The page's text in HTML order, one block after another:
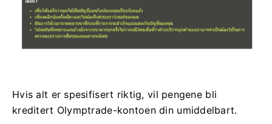
Hvis alt er spesifisert riktig, vil pengene bli
kreditert Olymptrade-kontoen din umiddelbart.